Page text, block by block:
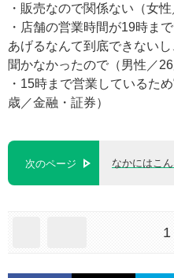
・販売なので関係ない（女
・店舗の営業時間が19時ま
あげるなんて到底できない
聞かなかったので（男性／26
・15時まで営業しているた
歳／金融・証券）
次のページ なかにはこ
1